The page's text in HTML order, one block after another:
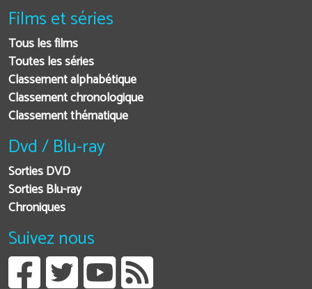
Films et séries
Tous les films
Toutes les séries
Classement alphabétique
Classement chronologique
Classement thématique
Dvd / Blu-ray
Sorties DVD
Sorties Blu-ray
Chroniques
Suivez nous